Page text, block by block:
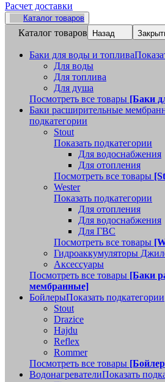
Расчет доставки
Каталог товаров
Каталог товаров Назад
Баки для воды и топлива
Для воды
Для топлива
Для душа
Посмотреть все товары [Баки
Баки расширительные
подкатегории
Stout
Показать подкатегории
Для водоснабжения
Для отопления
Посмотреть все товары
Wester
Показать подкатегории
Для отопления
Для водоснабжения
Для ГВС
Посмотреть все товары
Гидроаккумуляторы
Аксессуары
Посмотреть все товары [Баки
мембранные]
БойлерыПоказать подкатегории
Stout
Drazice
Hajdu
Reflex
Rommer
Посмотреть все товары
ВодонагревателиПоказать